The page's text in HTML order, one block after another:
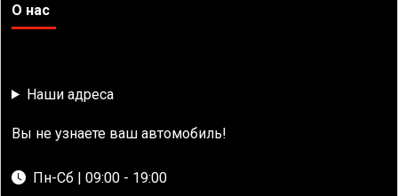
О нас
Наши адреса
Вы не узнаете ваш автомобиль!
Пн-Сб | 09:00 - 19:00